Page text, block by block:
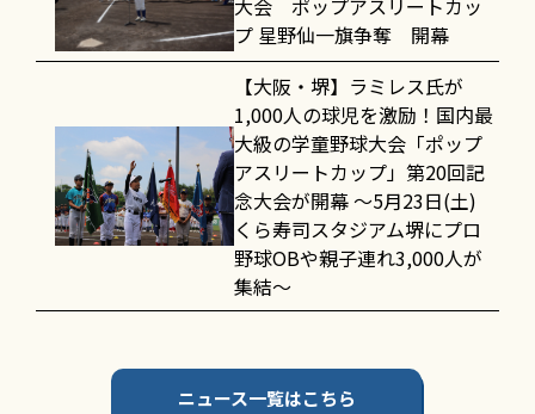
大会 ポップアスリートカッ
プ 星野仙一旗争奪 開幕
【大阪・堺】ラミレス氏が
1,000人の球児を激励！国内最
大級の学童野球大会「ポップ
アスリートカップ」第20回記
念大会が開幕 〜5月23日(土)
くら寿司スタジアム堺にプロ
野球OBや親子連れ3,000人が
集結〜
ニュース一覧はこちら